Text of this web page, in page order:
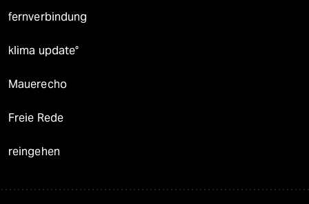
fernverbindung
klima update°
Mauerecho
Freie Rede
reingehen